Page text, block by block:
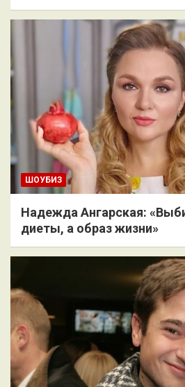
ШОУБИЗ
Надежда Ангарская:
диеты, а образ жизни»